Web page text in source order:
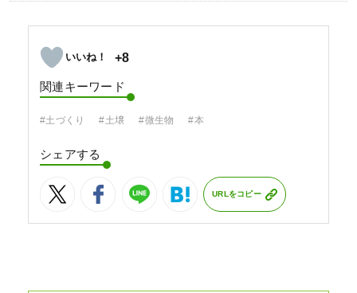
+8
関連キーワード
#土づくり #土壌 #微生物 #本
シェアする
URLをコピー